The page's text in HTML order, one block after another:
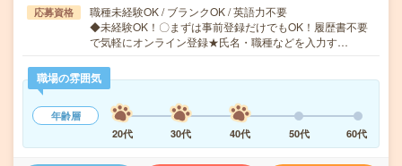
応募資格
職種未経験OK / ブランクOK / 英語力不要
◆未経験OK！〇まずは事前登録だけでもOK！履歴書不要
で気軽にオンライン登録★氏名・職種などを入力す…
職場の雰囲気
年齢層
20代
30代 40代 50代 60代